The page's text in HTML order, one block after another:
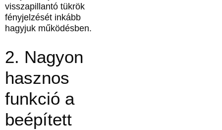
visszapillantó tükrök
fényjelzését inkább
hagyjuk működésben.
2. Nagyon
hasznos
funkció a
beépített